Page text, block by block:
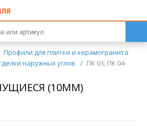
Профили для плитки и керамогранита
наружных углов / ПК 03, ПК 04-
(10ММ)